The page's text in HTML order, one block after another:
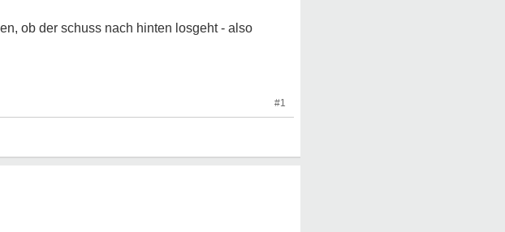
ob der schuss nach hinten losgeht - also
#1